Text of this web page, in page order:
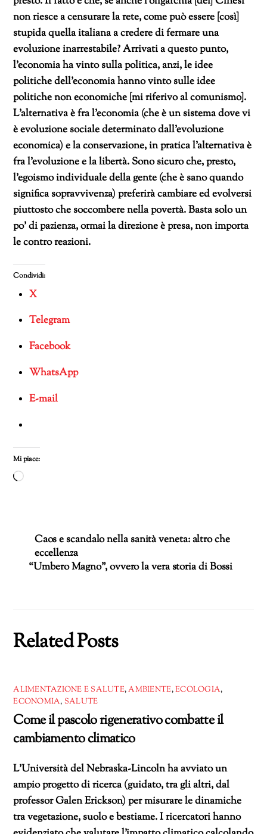
non riesce a censurare la rete, come può essere [così]
stupida quella italiana a credere di fermare una
evoluzione inarrestabile? Arrivati a questo punto,
l’economia ha vinto sulla politica, anzi, le idee
politiche dell’economia hanno vinto sulle idee
politiche non economiche [mi riferivo al comunismo].
L’alternativa è fra l’economia (che è un sistema dove vi
è evoluzione sociale determinato dall’evoluzione
economica) e la conservazione, in pratica l’alternativa è
fra l’evoluzione e la libertà. Sono sicuro che, presto,
l’egoismo individuale della gente (che è sano quando
significa sopravvivenza) preferirà cambiare ed evolversi
piuttosto che soccombere nella povertà. Basta solo un
po’ di pazienza, ormai la direzione è presa, non importa
le contro reazioni.
Condividi:
X
Telegram
Facebook
WhatsApp
E-mail
Mi piace:
Caricamento
Caos e scandalo nella sanità veneta: altro che
eccellenza
“Umbero Magno”, ovvero la vera storia di Bossi
Related Posts
ALIMENTAZIONE E SALUTE,AMBIENTE,ECOLOGIA,
ECONOMIA, SALUTE
Come il pascolo rigenerativo combatte il
cambiamento climatico
L’Università del Nebraska-Lincoln ha avviato un
ampio progetto di ricerca (guidato, tra gli altri, dal
professor Galen Erickson) per misurare le dinamiche
tra vegetazione, suolo e bestiame. I ricercatori hanno